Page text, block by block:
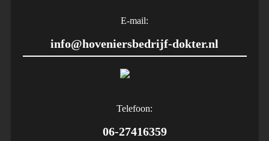
E-mail:
info@hoveniersbedrijf-dokter.nl
Telefoon:
06-27416359